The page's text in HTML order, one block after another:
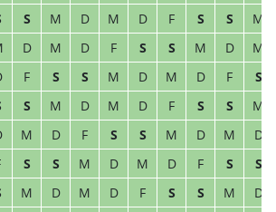
S M D M D F S S
M
D M D F S S M D
M
F S S M D M D F
S
S M D M D F S S
M
M D F S S M D M
D
S S M D M D F S
S
M D M D F S S M
D